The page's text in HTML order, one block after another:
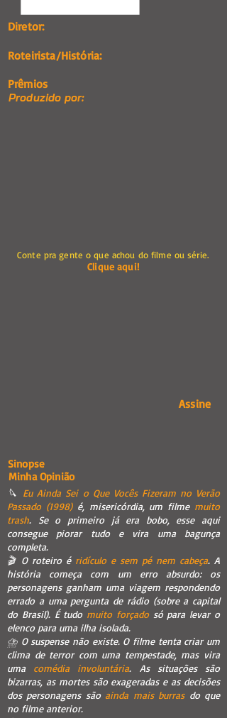
Conte pra gente o que achou do filme ou série.
Clique aqui!
Assine
Diretor:
Roteirista/História:
Prêmios
Produzido por:
Sinopse
Minha Opinião
🔪 Eu Ainda Sei o Que Vocês Fizeram no Verão
Passado (1998)é, misericórdia, um filme muito
trash. Se o primeiro já era bobo, esse aqui
consegue piorar tudo e vira uma bagunça
completa.
🎬 O roteiro é ridículo e sem pé nem cabeça. A
história começa com um erro absurdo: os
personagens ganham uma viagem respondendo
errado a uma pergunta de rádio (sobre a capital
do Brasil). É tudo muito forçadosó para levar o
elenco para uma ilha isolada.
⛈️ O suspense não existe. O filme tenta criar um
clima de terror com uma tempestade, mas vira
uma comédia involuntária. As situações são
bizarras, as mortes são exageradas e as decisões
dos personagens são ainda mais burrasdo que
no filme anterior.